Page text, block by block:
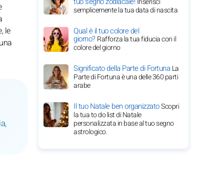
le
semplicemente la tua data di nascita
Qual è il tuo colore del
giorno?Rafforza la tua fiducia con il
colore del giorno
Significato della Parte di Fortuna La
Parte di Fortuna è una delle 360 parti
arabe
Il tuo Natale ben organizzatoScopri
la tua to do list di Natale
personalizzata in base al tuo segno
astrologico.